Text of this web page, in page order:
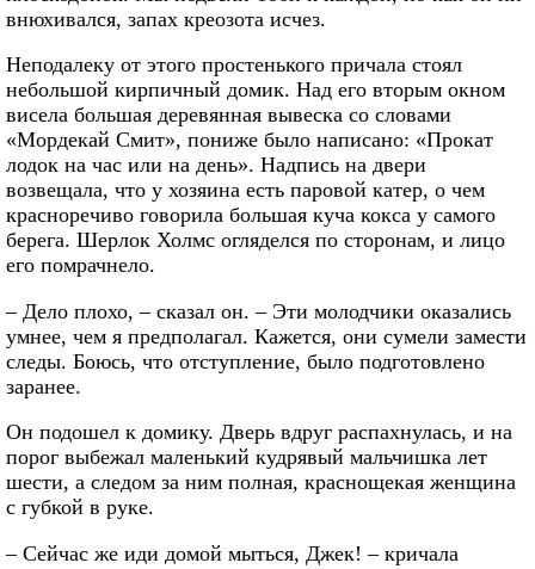
внюхивался, запах креозота исчез.
Неподалеку от этого простенького причала стоял
небольшой кирпичный домик. Над его вторым окном
висела большая деревянная вывеска со словами
«Мордекай Смит», пониже было написано: «Прокат
лодок на час или на день». Надпись на двери
возвещала, что у хозяина есть паровой катер, о чем
красноречиво говорила большая куча кокса у самого
берега. Шерлок Холмс огляделся по сторонам, и лицо
его помрачнело.
– Дело плохо, – сказал он. – Эти молодчики оказались
умнее, чем я предполагал. Кажется, они сумели замести
следы. Боюсь, что отступление, было подготовлено
заранее.
Он подошел к домику. Дверь вдруг распахнулась, и на
порог выбежал маленький кудрявый мальчишка лет
шести, а следом за ним полная, краснощекая женщина
с губкой в руке.
– Сейчас же иди домой мыться, Джек! – кричала